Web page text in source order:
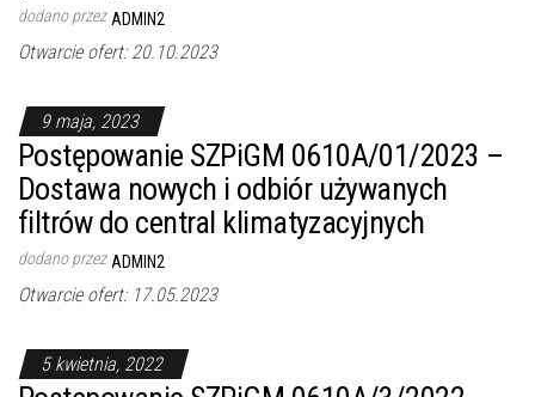
dodano przez ADMIN2
Otwarcie ofert: 20.10.2023
9 maja, 2023
Postępowanie SZPiGM 0610A/01/2023 –
Dostawa nowych i odbiór używanych
filtrów do central klimatyzacyjnych
dodano przez ADMIN2
Otwarcie ofert: 17.05.2023
5 kwietnia, 2022